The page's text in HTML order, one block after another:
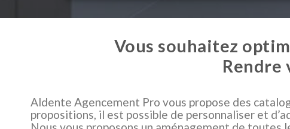
Vous souhaitez
Rendre
Aldente Agencement Pro vous propose des
propositions, il est possible de personnaliser et